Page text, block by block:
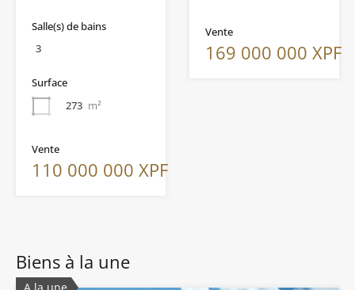
Salle(s) de bains
3
Surface
273 m²
Vente
110 000 000 XPF
Vente
169 000 000 XPF
Biens à la une